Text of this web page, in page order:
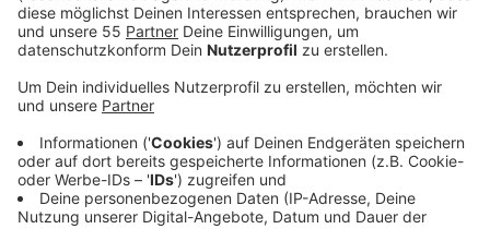
Anzeige
Die Eltern stört am meisten, dass es in ihren Augen
kein klares Konzept von NRW-Schulministerin Gebauer
gibt: Weder für die Zeit IN den Ferien, noch für die Zeit
NACH den Ferien. Die Vorsitzende der
Landeselternschaft der Gymnasien, Jutta Löchner, hat
deutliche Worte gefunden: "Es reicht uns, wir haben